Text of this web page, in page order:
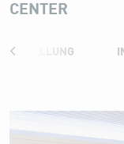
CENTER
VORSTELLUNG
Recovery